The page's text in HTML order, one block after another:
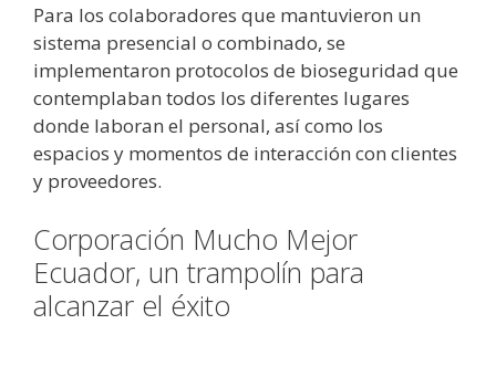
Para los colaboradores que mantuvieron un
sistema presencial o combinado, se
implementaron protocolos de bioseguridad que
contemplaban todos los diferentes lugares
donde laboran el personal, así como los
espacios y momentos de interacción con clientes
y proveedores.
Corporación Mucho Mejor
Ecuador, un trampolín para
alcanzar el éxito